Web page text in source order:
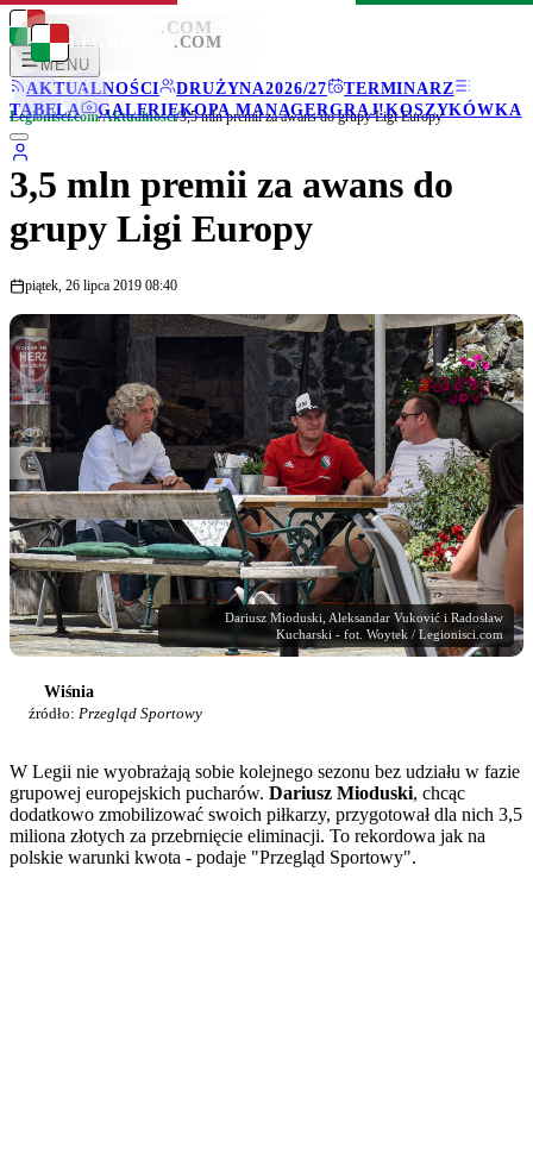
LEGIONISCI .COM
MENU
AKTUALNOŚCI
DRUŻYNA2026/27
TERMINARZ
TABELA
GALERIEKOPA MANAGERGRAJ!KOSZYKÓWKA
LEGIONISCI .COM
Legionisci.com/Aktualności/3,5 mln premii za awans do grupy Ligi Europy
3,5 mln premii za awans do
grupy Ligi Europy
piątek, 26 lipca 2019 08:40
Dariusz Mioduski, Aleksandar Vuković i Radosław
Kucharski - fot. Woytek / Legionisci.com
Wiśnia
źródło: Przegląd Sportowy
W Legii nie wyobrażają sobie kolejnego sezonu bez udziału w fazie
grupowej europejskich pucharów. Dariusz Mioduski, chcąc
dodatkowo zmobilizować swoich piłkarzy, przygotował dla nich 3,5
miliona złotych za przebrnięcie eliminacji. To rekordowa jak na
polskie warunki kwota - podaje "Przegląd Sportowy".